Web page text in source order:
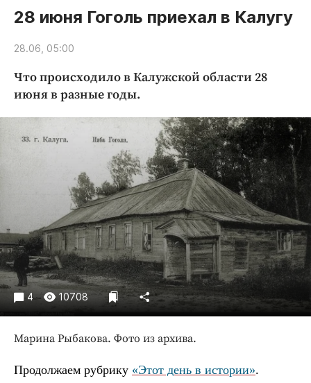
Обнинск
Статьи
Народные новости
Авто и транспорт
Недвижимость и ЖКХ
Образование
Общество
Погода
Праздники
Происшествия
Спорт
Экономика и бизнес
Блоги
28 июня Гоголь приехал в Калугу
28.06, 05:00
Что происходило в Калужской области 28
июня в разные годы.
4 10708
Марина Рыбакова. Фото из архива.
Продолжаем рубрику «Этот день в истории».